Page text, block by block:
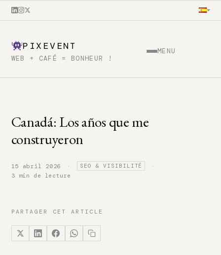
PIXEVENT
WEB + CAFÉ = BONHEUR !
MENU
Canadá: Los años que me
construyeron
15 abril 2026 · SEO & VISIBILITÉ ·
3 min de lecture
PARTAGER CET ARTICLE